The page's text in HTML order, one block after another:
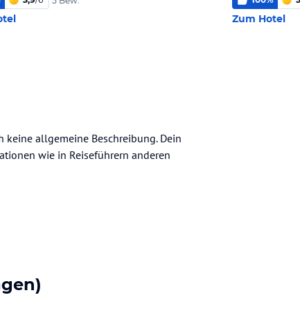
Zum Hotel
allgemeine Beschreibung. Dein
wie in Reiseführern anderen